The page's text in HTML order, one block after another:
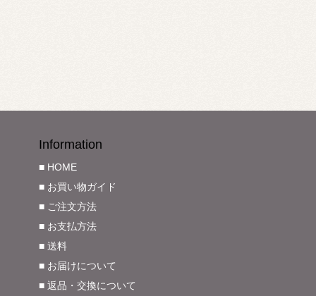
Information
■ HOME
■ お買い物ガイド
■ ご注文方法
■ お支払方法
■ 送料
■ お届けについて
■ 返品・交換について